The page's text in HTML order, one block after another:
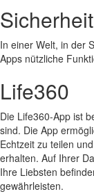
In einer Welt, in der
Apps nützliche
Life360
Die Life360-App ist
sind. Die App
Echtzeit zu teilen
erhalten. Auf Ihrer
Ihre Liebsten
gewährleisten.